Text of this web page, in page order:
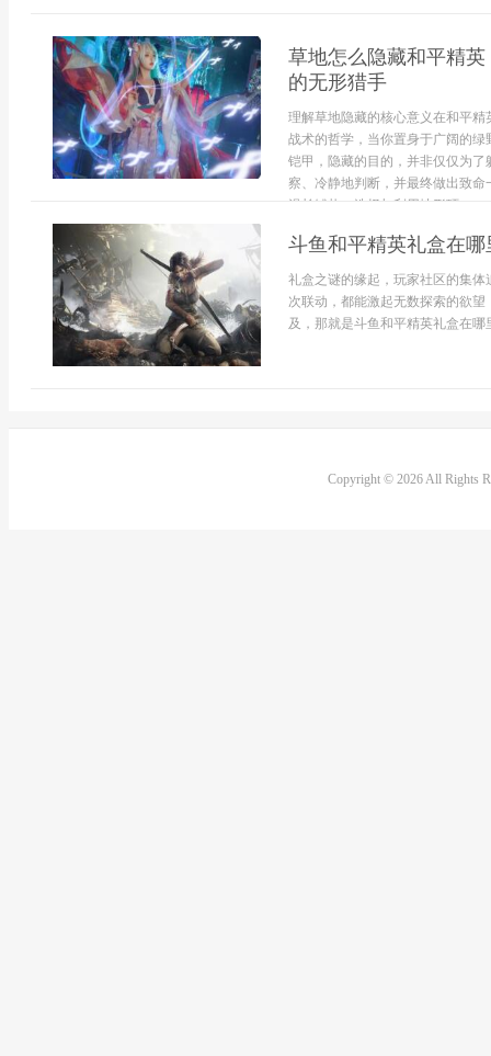
草地怎么隐藏和平精
的无形猎手
理解草地隐藏的核心意义在和平
战术的哲学，当你置身于广阔的
铠甲，隐藏的目的，并非仅仅为
察、冷静地判断，并最终做出致
漫长铺垫。选择与利用地形环...
斗鱼和平精英礼盒在
礼盒之谜的缘起，玩家社区的集
次联动，都能激起无数探索的欲
及，那就是斗鱼和平精英礼盒在
Copyright © 2026 All Rights